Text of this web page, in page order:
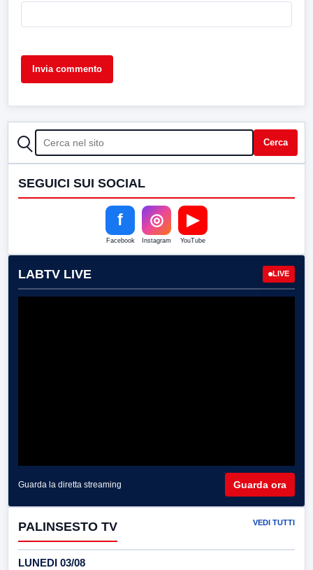
CERCA Cerca
SEGUICI SUI SOCIAL
f
Facebook
◎
Instagram
▶
YouTube
LABTV LIVE LIVE
Guarda la diretta streaming Guarda ora
PALINSESTO TV VEDI TUTTI
LUNEDI 03/08